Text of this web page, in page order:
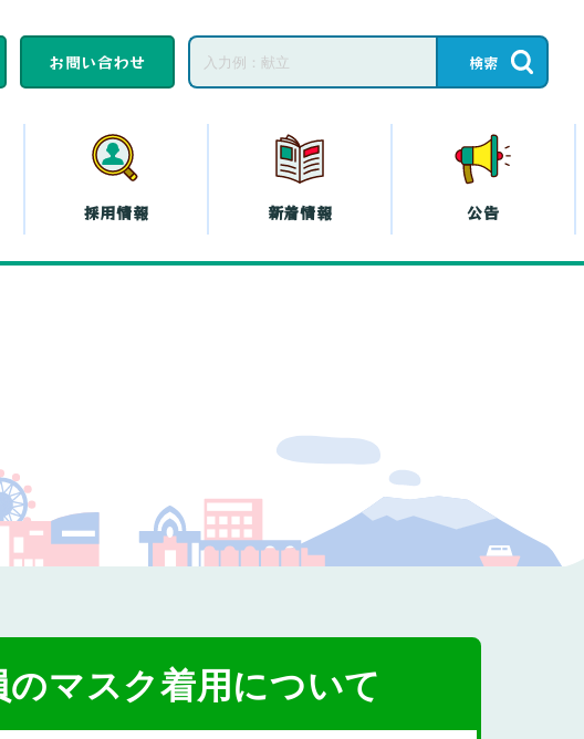
お問い合わせ
コープの福祉
採用情報 新着情報 公告
のマスク着用について